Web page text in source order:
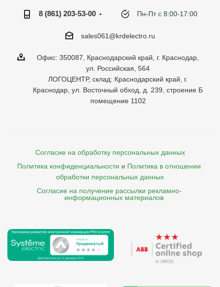
8 (861) 203-53-00 Пн-Пт с 8:00-17:00
sales061@krdelectro.ru
Офис: 350087, Краснодарский край, г. Краснодар,
ул. Российская, 564
ЛОГОЦЕНТР, склад: Краснодарский край, г.
Краснодар, ул. Восточный обход, д. 239, строение Б
помещение 1102
Согласие на обработку персональных данных
Политика конфиденциальности и Политика в отношении
обработки персональных данных
Согласие на получение рассылки рекламно-
    информационных материалов